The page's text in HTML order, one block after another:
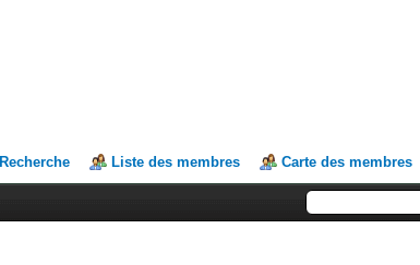
Recherche Liste des membres Carte des membres